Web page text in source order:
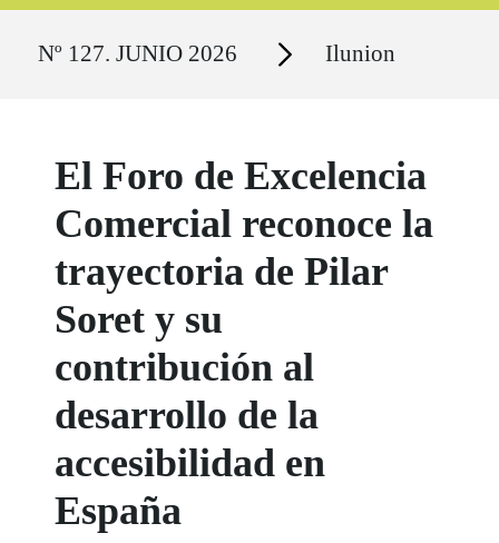
Nº 127. JUNIO 2026 Secciones Ilunion
El Foro de Excelencia
Comercial reconoce la
trayectoria de Pilar
Soret y su
contribución al
desarrollo de la
accesibilidad en
España